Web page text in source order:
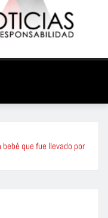
bebé que fue llevado por